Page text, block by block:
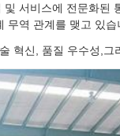
서비스에 전문화된
무역 관계를 맺고 있습
혁신, 품질 우수성,그